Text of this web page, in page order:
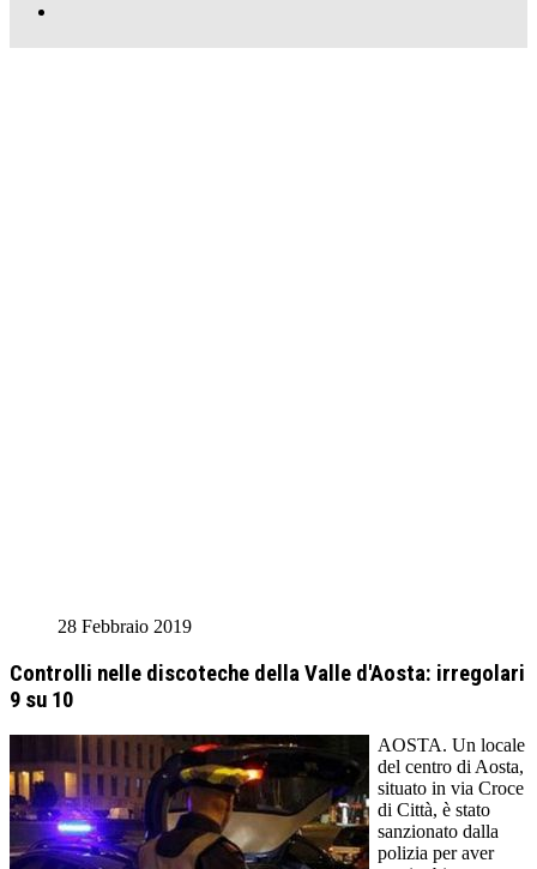
28 Febbraio 2019
Controlli nelle discoteche della Valle d'Aosta: irregolari
9 su 10
AOSTA. Un locale
del centro di Aosta,
situato in via Croce
di Città, è stato
sanzionato dalla
polizia per aver